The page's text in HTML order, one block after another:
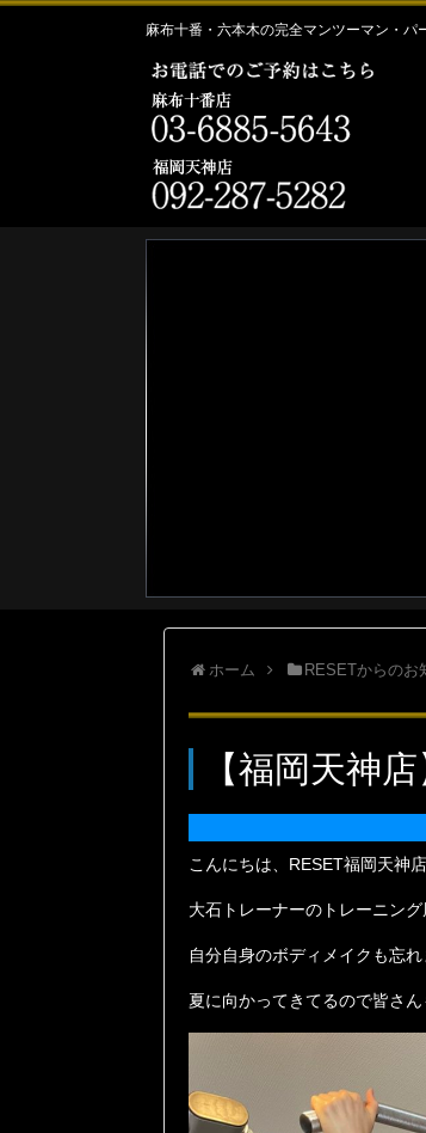
麻布十番・六本木の完全マンツーマン・パ
ホーム RESETからのお
【福岡天神
こんにちは、RESET福岡天神
大石トレーナーのトレーニング
自分自身のボディメイクも忘れ
夏に向かってきてるので皆さん